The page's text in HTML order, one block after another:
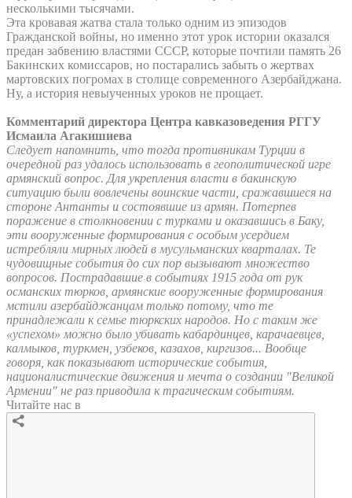
несколькими тысячами.
Эта кровавая жатва стала только одним из эпизодов
Гражданской войны, но именно этот урок истории оказался
предан забвению властями СССР, которые почтили память 26
Бакинских комиссаров, но постарались забыть о жертвах
мартовских погромах в столице современного Азербайджана.
Ну, а история невыученных уроков не прощает.
Комментарий директора Центра кавказоведения РГГУ
Исмаила Агакишиева
Следует напомнить, что тогда противникам Турции в
очередной раз удалось использовать в геополитической игре
армянский вопрос. Для укрепления власти в бакинскую
ситуацию были вовлечены воинские части, сражавшиеся на
стороне Антанты и состоявшие из армян. Потерпев
поражение в столкновении с турками и оказавшись в Баку,
эти вооруженные формирования с особым усердием
истребляли мирных людей в мусульманских кварталах. Те
чудовищные события до сих пор вызывают множество
вопросов. Пострадавшие в событиях 1915 года от рук
османских тюрков, армянские вооруженные формирования
мстили азербайджанцам только потому, что те
принадлежали к семье тюркских народов. Но с таким же
«успехом» можно было убивать кабардинцев, карачаевцев,
калмыков, туркмен, узбеков, казахов, киргизов... Вообще
говоря, как показывают исторические события,
националистические движения и мечта о создании "Великой
Армении" не раз приводила к трагическим событиям.
Читайте нас в